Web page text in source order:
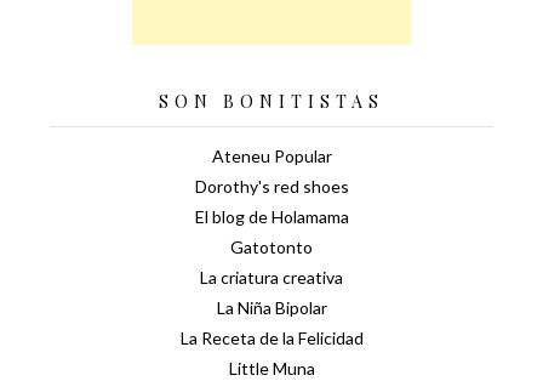
SON BONITISTAS
Ateneu Popular
Dorothy's red shoes
El blog de Holamama
Gatotonto
La criatura creativa
La Niña Bipolar
La Receta de la Felicidad
Little Muna